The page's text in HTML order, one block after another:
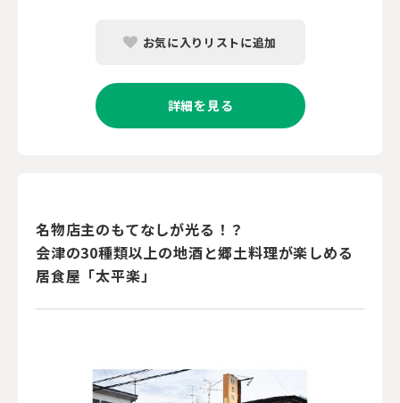
お気に入りリストに追加
詳細を見る
名物店主のもてなしが光る！？
会津の30種類以上の地酒と郷土料理が楽しめる
居食屋「太平楽」